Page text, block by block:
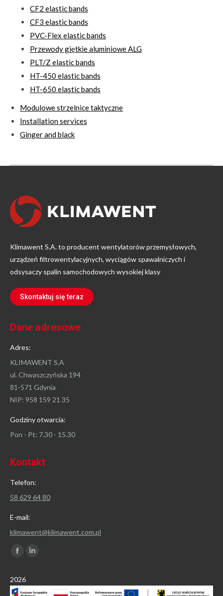
CF2 elastic bands
CF3 elastic bands
PVC-Flex elastic bands
Przewody giętkie aluminiowe ALG
PLT/Z elastic bands
HT-450 elastic bands
HT-650 elastic bands
Modulowe strzelnice taktyczne
Installation services
Ginger and black
Klimawent S.A. to producent wentylatorów przemysłowych,
urządzeń filtrowentylacyjnych, wyciągów spawalniczych i
odsysaczy spalin samochodowych wysokiej klasy
Skontaktuj się teraz
Dane adresowe
Adres:
KLIMAWENT S.A
ul. Chwaszczyńska 194
81-571 Gdynia
NIP: 958 159 21 35
Godziny otwarcia:
Pon - Pt: 7.30 - 15.30
Kontakt
Telefon:
58 629 64 80
E-mail:
klimawent@klimawent.com.pl
Znajdź nas na:
Facebook
opens
2026